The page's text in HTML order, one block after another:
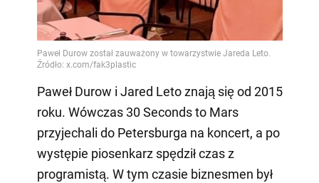
Paweł Durow i Jared Leto znają się od 2015
roku. Wówczas 30 Seconds to Mars
przyjechali do Petersburga na koncert, a po
występie piosenkarz spędził czas z
programistą. W tym czasie biznesmen był